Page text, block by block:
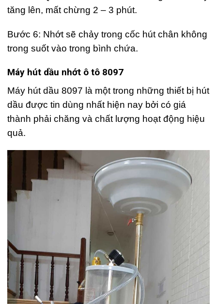
tăng lên, mất chừng 2 – 3 phút.
Bước 6: Nhớt sẽ chảy trong cốc hút chân không
trong suốt vào trong bình chứa.
Máy hút dầu nhớt ô tô 8097
Máy hút dầu 8097 là một trong những thiết bị hút
dầu được tin dùng nhất hiện nay bởi có giá
thành phải chăng và chất lượng hoạt động hiệu
quả.